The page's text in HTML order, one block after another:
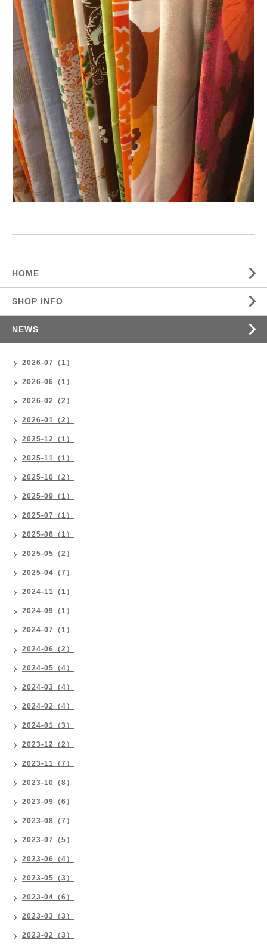
HOME
SHOP INFO
NEWS
2026-07（1）
2026-06（1）
2026-02（2）
2026-01（2）
2025-12（1）
2025-11（1）
2025-10（2）
2025-09（1）
2025-07（1）
2025-06（1）
2025-05（2）
2025-04（7）
2024-11（1）
2024-09（1）
2024-07（1）
2024-06（2）
2024-05（4）
2024-03（4）
2024-02（4）
2024-01（3）
2023-12（2）
2023-11（7）
2023-10（8）
2023-09（6）
2023-08（7）
2023-07（5）
2023-06（4）
2023-05（3）
2023-04（6）
2023-03（3）
2023-02（3）